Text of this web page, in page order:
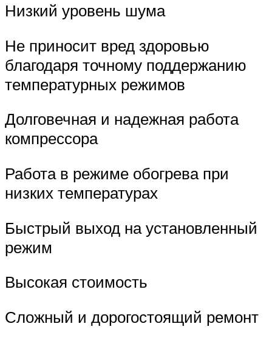
Низкий уровень шума
Не приносит вред здоровью
благодаря точному поддержанию
температурных режимов
Долговечная и надежная работа
компрессора
Работа в режиме обогрева при
низких температурах
Быстрый выход на установленный
режим
Высокая стоимость
Сложный и дорогостоящий ремонт